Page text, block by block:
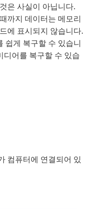
은 사실이 아닙니다.
까지 데이터는 메모리
에 표시되지 않습니다.
쉽게 복구할 수 있습니
디어를 복구할 수 있습
컴퓨터에 연결되어 있